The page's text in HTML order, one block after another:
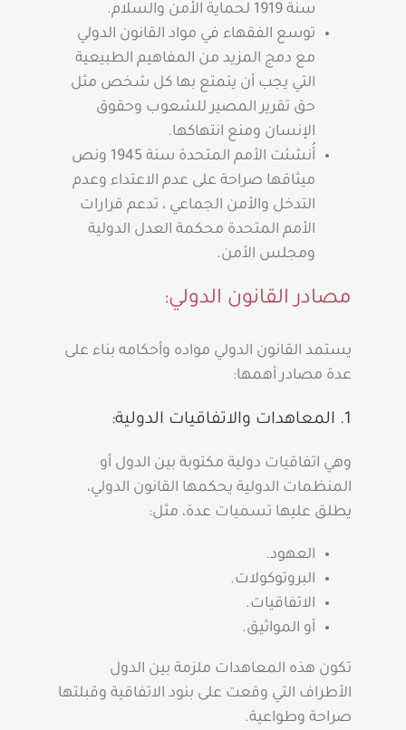
سنة 1919 لحماية الأمن والسلام.
توسع الفقهاء في مواد القانون الدولي
مع دمج المزيد من المفاهيم الطبيعية
التي يجب أن يتمتع بها كل شخص مثل
حق تقرير المصير للشعوب وحقوق
الإنسان ومنع انتهاكها.
أُنشئت الأمم المتحدة سنة 1945 ونص
ميثاقها صراحة على عدم الاعتداء وعدم
التدخل والأمن الجماعي ، تدعم قرارات
الأمم المتحدة محكمة العدل الدولية
ومجلس الأمن.
مصادر القانون الدولي:
يستمد القانون الدولي مواده وأحكامه بناء على
عدة مصادر أهمها:
1. المعاهدات والاتفاقيات الدولية:
وهي اتفاقيات دولية مكتوبة بين الدول أو
المنظمات الدولية يحكمها القانون الدولي،
يطلق عليها تسميات عدة، مثل:
العهود.
البروتوكولات.
الاتفاقيات.
أو المواثيق.
تكون هذه المعاهدات ملزمة بين الدول
الأطراف التي وقعت على بنود الاتفاقية وقبلتها
صراحة وطواعية.